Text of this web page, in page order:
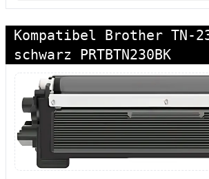
Kompatibel Brother TN-
schwarz PRTBTN230BK